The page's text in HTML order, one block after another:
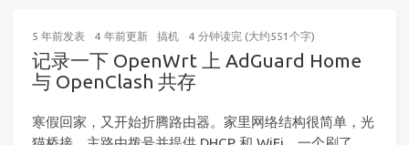
5 年前发表 4 年前更新 搞机 4 分钟读完 (大约551个字)
记录一下 OpenWrt 上 AdGuard Home
与 OpenClash 共存
寒假回家，又开始折腾路由器。家里网络结构很简单，光